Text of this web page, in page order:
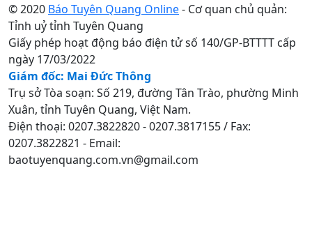
© 2020 Báo Tuyên Quang Online- Cơ quan chủ quản:
Tỉnh uỷ tỉnh Tuyên Quang
Giấy phép hoạt động báo điện tử số 140/GP-BTTTT cấp
ngày 17/03/2022
Giám đốc: Mai Đức Thông
Trụ sở Tòa soạn: Số 219, đường Tân Trào, phường Minh
Xuân, tỉnh Tuyên Quang, Việt Nam.
Điện thoại: 0207.3822820 - 0207.3817155 / Fax:
0207.3822821 - Email:
baotuyenquang.com.vn@gmail.com